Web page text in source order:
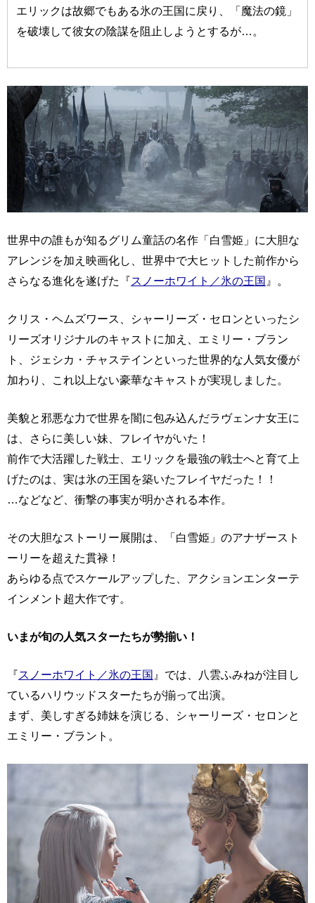
エリックは故郷でもある氷の王国に戻り、「魔法の鏡」
を破壊して彼女の陰謀を阻止しようとするが…。
世界中の誰もが知るグリム童話の名作「白雪姫」に大胆な
アレンジを加え映画化し、世界中で大ヒットした前作から
さらなる進化を遂げた『スノーホワイト／氷の王国 』。
クリス・ヘムズワース、シャーリーズ・セロンといったシ
リーズオリジナルのキャストに加え、エミリー・ブラン
ト、ジェシカ・チャステインといった世界的な人気女優が
加わり、これ以上ない豪華なキャストが実現しました。
美貌と邪悪な力で世界を闇に包み込んだラヴェンナ女王に
は、さらに美しい妹、フレイヤがいた！
前作で大活躍した戦士、エリックを最強の戦士へと育て上
げたのは、実は氷の王国を築いたフレイヤだった！！
…などなど、衝撃の事実が明かされる本作。
その大胆なストーリー展開は、「白雪姫」のアナザースト
ーリーを超えた貫禄！
あらゆる点でスケールアップした、アクションエンターテ
インメント超大作です。
いまが旬の人気スターたちが勢揃い！
『スノーホワイト／氷の王国 』では、八雲ふみねが注目し
ているハリウッドスターたちが揃って出演。
まず、美しすぎる姉妹を演じる、シャーリーズ・セロンと
エミリー・ブラント。